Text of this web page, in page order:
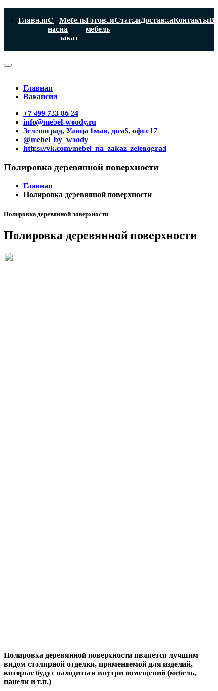
ГлавнаяО
нас
Мебель
на
заказ
Готовая
мебель
СтатьиДоставкаКонтакты
Главная
Вакансии
+7 499 733 86 24
info@mebel-woody.ru
Зеленоград, Улица 1мая, дом5, офис17
@mebel_by_woody
https://vk.com/mebel_na_zakaz_zelenograd
Полировка деревянной поверхности
Главная
Полировка деревянной поверхности
Полировка деревянной поверхности
Полировка деревянной поверхности
Полировка деревянной поверхности является лучшим
видом столярной отделки, применяемой для изделий,
которые будут находиться внутри помещений (мебель,
панели и т.п.)